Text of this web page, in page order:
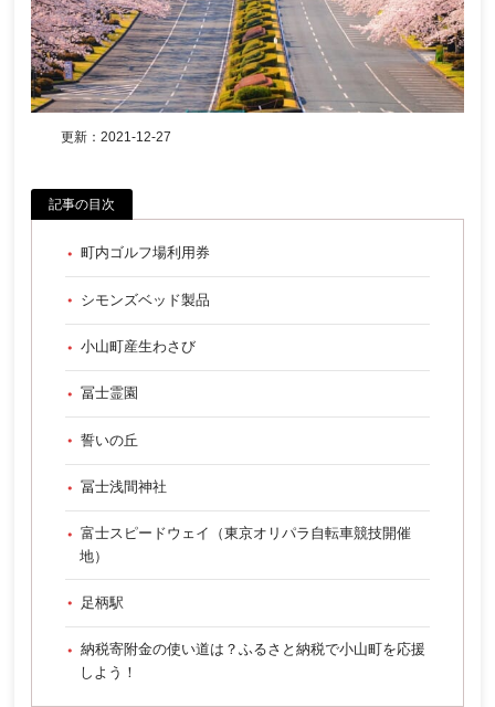
更新：2021-12-27
記事の目次
町内ゴルフ場利用券
シモンズベッド製品
小山町産生わさび
冨士霊園
誓いの丘
冨士浅間神社
富士スピードウェイ（東京オリパラ自転車競技開催
地）
足柄駅
納税寄附金の使い道は？ふるさと納税で小山町を応援
しよう！